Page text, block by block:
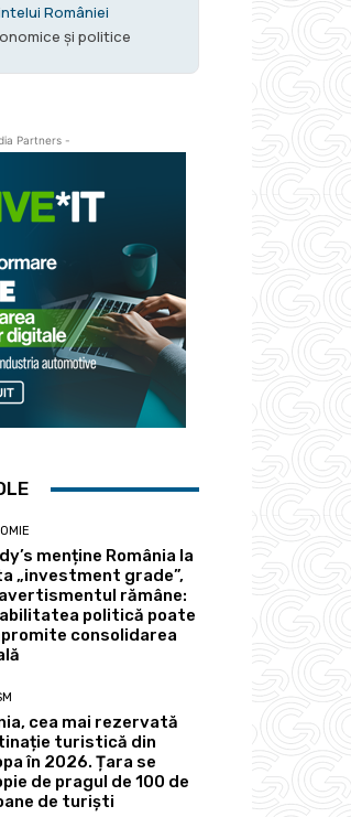
României
și politice
Partners -
menține România la
„investment grade”,
rămâne:
politică poate
consolidarea
cea mai rezervată
turistică din
în 2026. Țara se
de pragul de 100 de
de turiști